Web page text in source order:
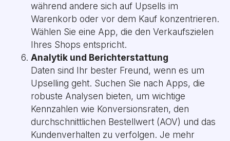
während andere sich auf Upsells im
Warenkorb oder vor dem Kauf konzentrieren.
Wählen Sie eine App, die den Verkaufszielen
Ihres Shops entspricht.
Analytik und Berichterstattung
Daten sind Ihr bester Freund, wenn es um
Upselling geht. Suchen Sie nach Apps, die
robuste Analysen bieten, um wichtige
Kennzahlen wie Konversionsraten, den
durchschnittlichen Bestellwert (AOV) und das
Kundenverhalten zu verfolgen. Je mehr